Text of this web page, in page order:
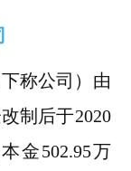
称公司）由
制后于2020
金502.95万